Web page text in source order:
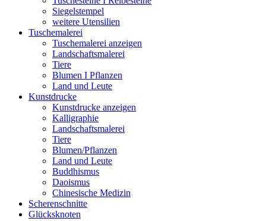
Siegelstempel
weitere Utensilien
Tuschemalerei
Tuschemalerei anzeigen
Landschaftsmalerei
Tiere
Blumen I Pflanzen
Land und Leute
Kunstdrucke
Kunstdrucke anzeigen
Kalligraphie
Landschaftsmalerei
Tiere
Blumen/Pflanzen
Land und Leute
Buddhismus
Daoismus
Chinesische Medizin
Scherenschnitte
Glücksknoten